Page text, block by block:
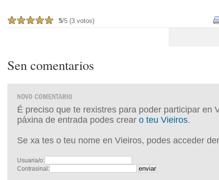
5/5 (3 votos)
Sen comentarios
É preciso que te rexistres para poder participar en
páxina de entrada podes crear o teu Vieiros.
Se xa tes o teu nome en Vieiros, podes acceder
Usuaria/o:
Contrasinal: